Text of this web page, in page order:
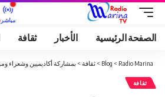
مباشر
الصفحة الرئيسية الأخبار ثقافة
Radio Marina
>
Blog
> ثقافة > بمشاركة أكاديميين وشعراء ومؤرخين من 11 دولة .. “قرطاج أرض
ثقافة